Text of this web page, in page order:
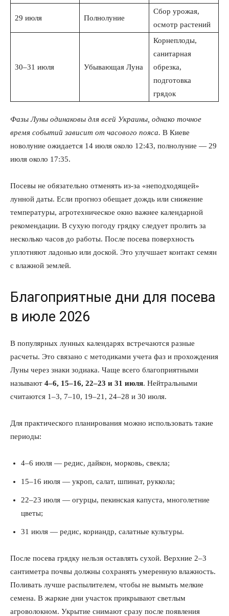
29 июля Полнолуние
Сбор урожая,
осмотр растений
30–31 июля Убывающая Луна
Корнеплоды,
санитарная
обрезка,
подготовка
грядок
Фазы Луны одинаковы для всей Украины, однако точное
время событий зависит от часового пояса. В Киеве
новолуние ожидается 14 июля около 12:43, полнолуние — 29
июля около 17:35.
Посевы не обязательно отменять из-за «неподходящей»
лунной даты. Если прогноз обещает дождь или снижение
температуры, агротехническое окно важнее календарной
рекомендации. В сухую погоду грядку следует пролить за
несколько часов до работы. После посева поверхность
уплотняют ладонью или доской. Это улучшает контакт семян
с влажной землей.
Благоприятные дни для посева
в июле 2026
В популярных лунных календарях встречаются разные
расчеты. Это связано с методиками учета фаз и прохождения
Луны через знаки зодиака. Чаще всего благоприятными
называют 4–6, 15–16, 22–23 и 31 июля. Нейтральными
считаются 1–3, 7–10, 19–21, 24–28 и 30 июля.
Для практического планирования можно использовать такие
периоды:
4–6 июля — редис, дайкон, морковь, свекла;
15–16 июля — укроп, салат, шпинат, руккола;
22–23 июля — огурцы, пекинская капуста, многолетние
цветы;
31 июля — редис, кориандр, салатные культуры.
После посева грядку нельзя оставлять сухой. Верхние 2–3
сантиметра почвы должны сохранять умеренную влажность.
Поливать лучше распылителем, чтобы не вымыть мелкие
семена. В жаркие дни участок прикрывают светлым
агроволокном. Укрытие снимают сразу после появления